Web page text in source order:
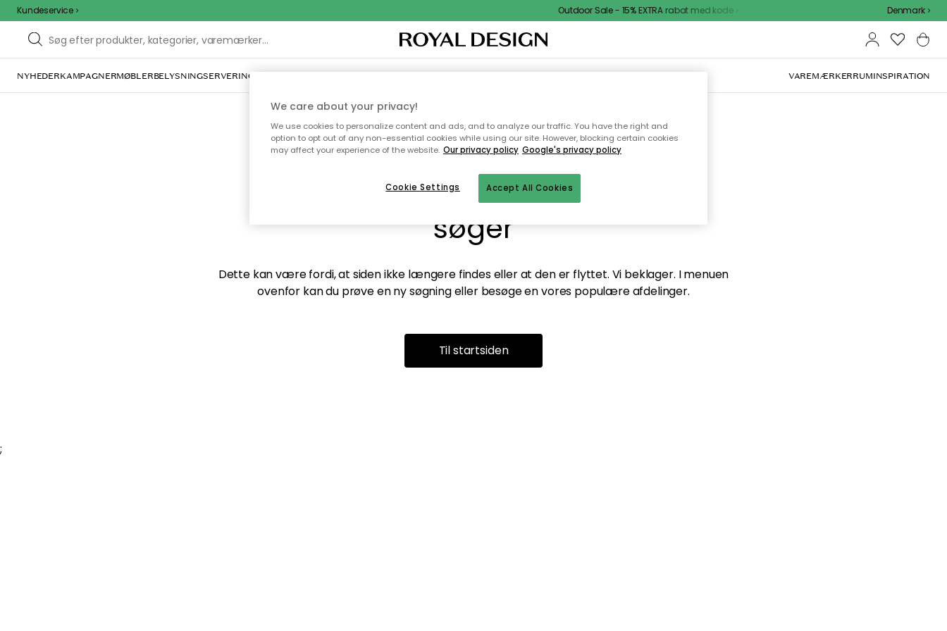
Kundeservice Outdoor Sale - 15% EXTRA rabat med kode Denmark
NYHEDERKAMPAGNERMØBLERBELYSNINGSERVERING INDRETNINGTEKSTIL & TÆPPERKØKKENETOPBEVARINGHAVEMØBLER VAREMÆRKERRUMINSPIRATION
Vi fandt desværre ikke siden du
søger
Dette kan være fordi, at siden ikke længere findes eller at den er flyttet. Vi beklager. I menuen
ovenfor kan du prøve en ny søgning eller besøge en vores populære afdelinger.
Til startsiden
;
We care about your privacy!
We use cookies to personalize content and ads, and to analyze our traffic. You have the right and
option to opt out of any non-essential cookies while using our site. However, blocking certain cookies
may affect your experience of the website. Our privacy policy Google's privacy policy
Accept All Cookies
Cookie Settings